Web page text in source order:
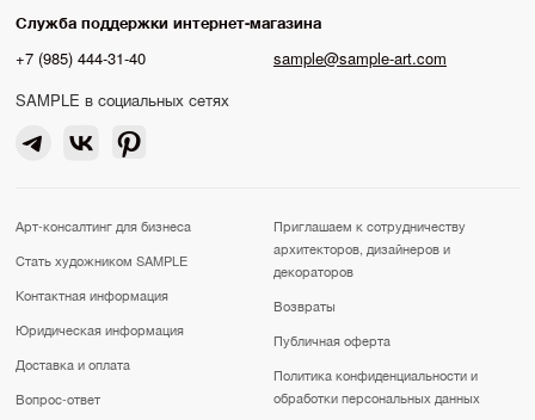
Служба поддержки интернет-магазина
+7 (985) 444-31-40
sample@sample-art.com
SAMPLE в социальных сетях
Арт-консалтинг для бизнеса
Стать художником SAMPLE
Контактная информация
Юридическая информация
Доставка и оплата
Вопрос-ответ
Приглашаем к сотрудничеству
архитекторов, дизайнеров и
декораторов
Возвраты
Публичная оферта
Политика конфиденциальности и
обработки персональных данных